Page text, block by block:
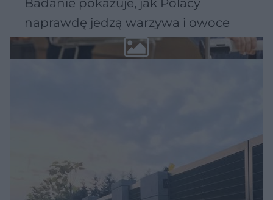
naprawdę jedzą warzywa i owoce